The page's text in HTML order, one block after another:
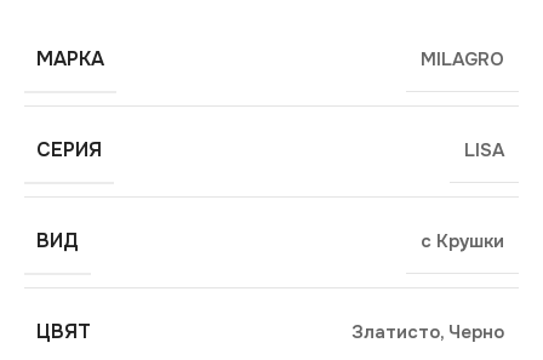
МАРКА MILAGRO
СЕРИЯ LISA
ВИД с Крушки
ЦВЯТ Златисто, Черно